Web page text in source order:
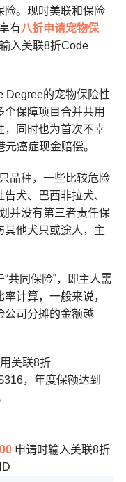
险。现时美联和保险
有八折申请宠物保
输入美联8折Code
Degree的宠物保险性
保障项目合并共用
，同时也为首次不幸
癌症现金赔偿。
品种，一些比较危险
犬、巴西非拉犬、
并没有第三者责任保
其他犬只或途人，主
共同保险”，即主人需
计算，一般来说，
公司分摊的金额越
美联8折
，年度保额达到
申请时输入美联8折